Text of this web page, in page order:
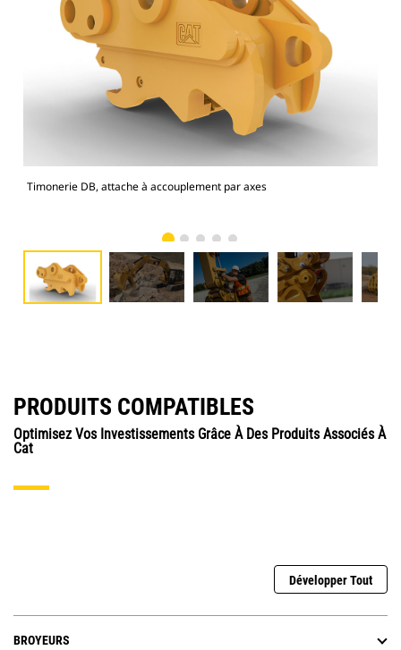
Timonerie DB, attache à accouplement par axes
PRODUITS COMPATIBLES
Optimisez Vos Investissements Grâce À Des Produits Associés À
Cat
Développer Tout
BROYEURS